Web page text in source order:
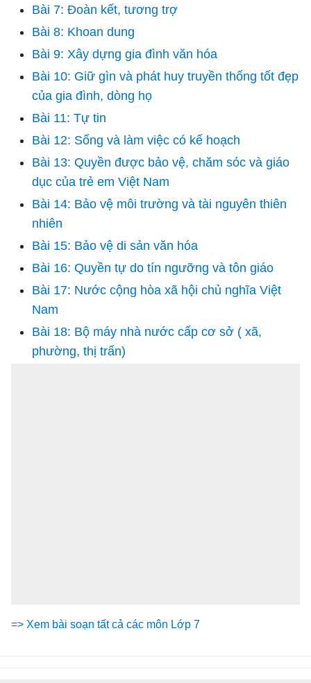
Bài 7: Đoàn kết, tương trợ
Bài 8: Khoan dung
Bài 9: Xây dựng gia đình văn hóa
Bài 10: Giữ gìn và phát huy truyền thống tốt đẹp
của gia đình, dòng họ
Bài 11: Tự tin
Bài 12: Sống và làm việc có kế hoạch
Bài 13: Quyền được bảo vệ, chăm sóc và giáo
dục của trẻ em Việt Nam
Bài 14: Bảo vệ môi trường và tài nguyên thiên
nhiên
Bài 15: Bảo vệ di sản văn hóa
Bài 16: Quyền tự do tín ngưỡng và tôn giáo
Bài 17: Nước cộng hòa xã hội chủ nghĩa Việt
Nam
Bài 18: Bộ máy nhà nước cấp cơ sở ( xã,
phường, thị trấn)
=> Xem bài soạn tất cả các môn Lớp 7